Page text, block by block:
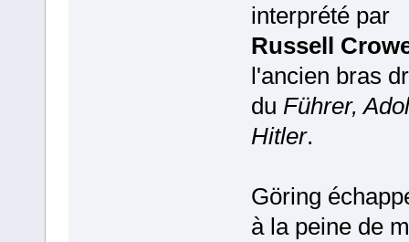
interprété par
Russell
l'ancien bras
du Führer,
Hitler.
Göring
à la peine de